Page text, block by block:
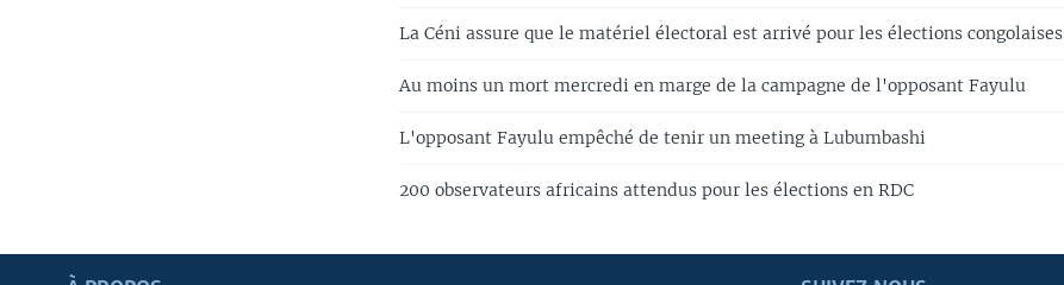
La Céni assure que le matériel électoral est arrivé pour les élections congolaises
Au moins un mort mercredi en marge de la campagne de l'opposant Fayulu
L'opposant Fayulu empêché de tenir un meeting à Lubumbashi
200 observateurs africains attendus pour les élections en RDC